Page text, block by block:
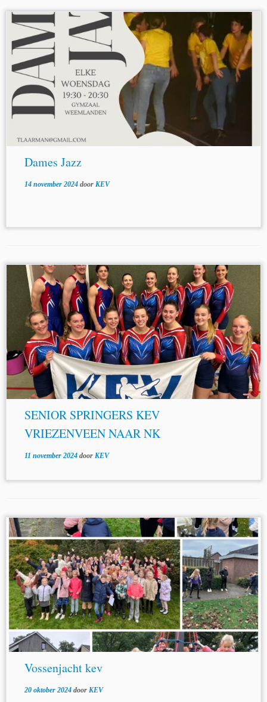
Dames Jazz
14 november 2024 door KEV
SENIOR SPRINGERS KEV
VRIEZENVEEN NAAR NK
11 november 2024 door KEV
Vossenjacht kev
20 oktober 2024 door KEV